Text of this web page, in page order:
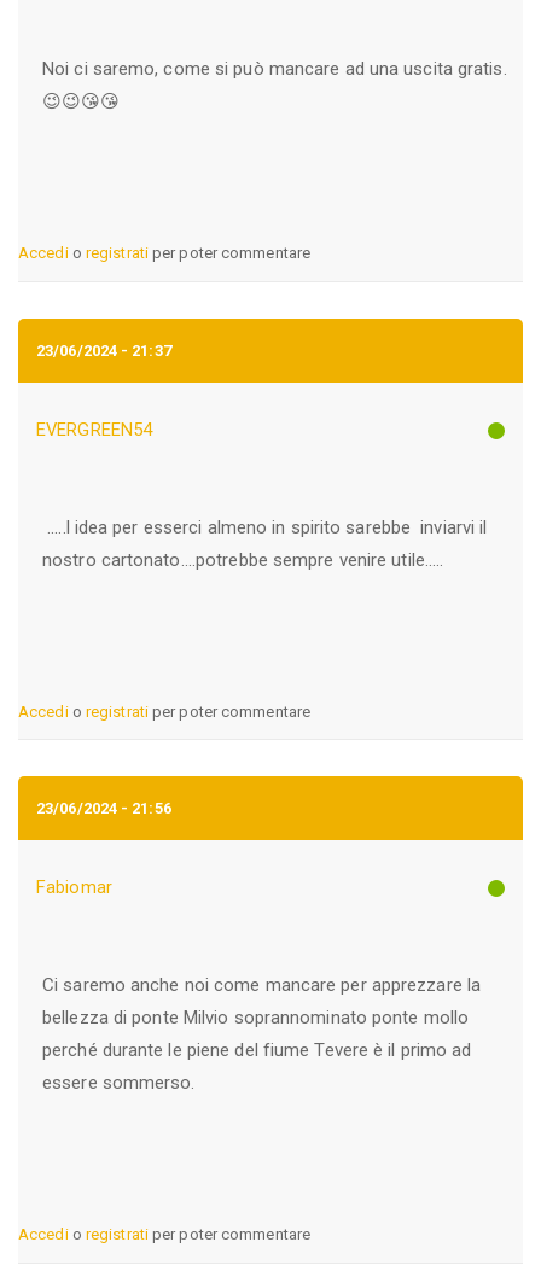
Noi ci saremo, come si può mancare ad una uscita gratis.
😉😉😘😘
Accedio registratiper poter commentare
23/06/2024 - 21:37
EVERGREEN54
.....l idea per esserci almeno in spirito sarebbe inviarvi il
nostro cartonato....potrebbe sempre venire utile.....
Accedio registratiper poter commentare
23/06/2024 - 21:56
Fabiomar
Ci saremo anche noi come mancare per apprezzare la
bellezza di ponte Milvio soprannominato ponte mollo
perché durante le piene del fiume Tevere è il primo ad
essere sommerso.
Accedio registratiper poter commentare